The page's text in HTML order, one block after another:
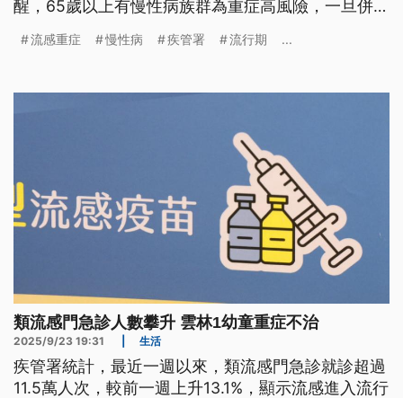
醒，65歲以上有慢性病族群為重症高風險，一旦併發
流感重症 慢性病 疾管署 流行期 ...
類流感門急診人數攀升 雲林1幼童重症不治
2025/9/23 19:31 生活
疾管署統計，最近一週以來，類流感門急診就診超過
11.5萬人次，較前一週上升13.1%，顯示流感進入流行